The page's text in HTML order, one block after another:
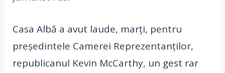
Casa Albă a avut laude, marţi, pentru
preşedintele Camerei Reprezentanţilor,
republicanul Kevin McCarthy, un gest rar